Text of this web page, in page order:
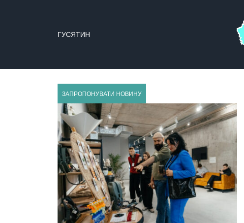
ГУСЯТИН
ЗАПРОПОНУВАТИ НОВИНУ